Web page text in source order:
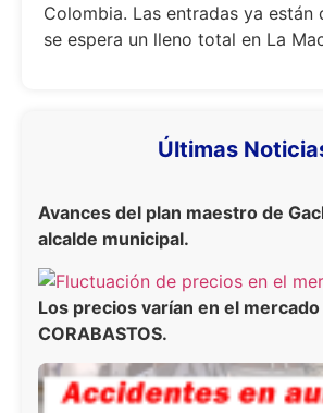
Colombia. Las entradas ya están
se espera un lleno total en La
Últimas
Avances del plan maestro de
alcalde municipal.
Los precios varían en el mercado
CORABASTOS.